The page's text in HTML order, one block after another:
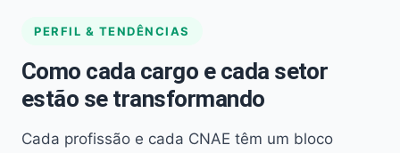
PERFIL & TENDÊNCIAS
Como cada cargo e cada setor
estão se transformando
Cada profissão e cada CNAE têm um bloco